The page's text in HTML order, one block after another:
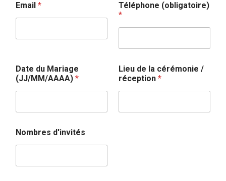
Email *
Téléphone (obligatoire)
*
Date du Mariage
(JJ/MM/AAAA) *
Lieu de la cérémonie /
réception *
Nombres d'invités